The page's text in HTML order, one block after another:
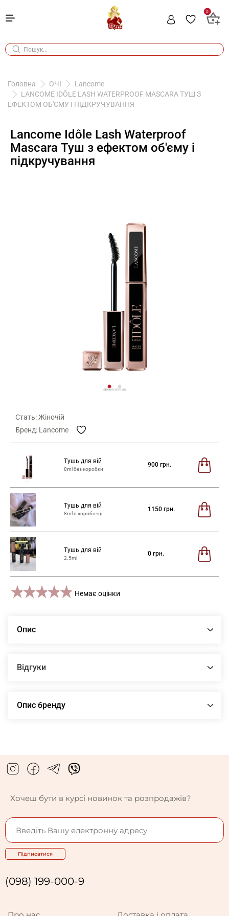
0
Головна ОЧІ
Lancome
LANCOME IDÔLE LASH WATERPROOF MASCARA ТУШ З
ЕФЕКТОМ ОБ'ЄМУ І ПІДКРУЧУВАННЯ
Lancome Idôle Lash Waterproof
Mascara Туш з ефектом об'єму і
підкручування
Стать: Жіночій
Бренд: Lancome
Тушь для вій
8ml без коробки
900 грн.
Тушь для вій
8ml в коробочці
1150 грн.
Тушь для вій
2.5ml
0 грн.
5 stars
4 stars
3 stars
2 stars
1 star Немає оцінки
Опис
Відгуки
Опис бренду
Хочеш бути в курсі новинок та розпродажів?
Підписатися
(098) 199-000-9